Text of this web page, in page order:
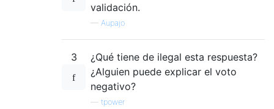
validación.
— Aupajo
3
¿Qué tiene de ilegal esta respuesta?
¿Alguien puede explicar el voto
negativo?
tpower